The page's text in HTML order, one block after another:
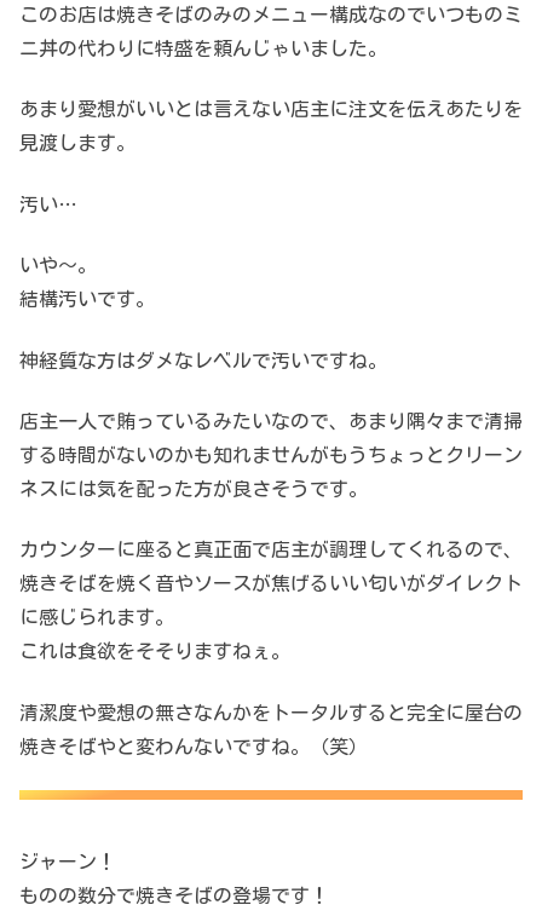
このお店は焼きそばのみのメニュー構成なのでいつものミ
ニ丼の代わりに特盛を頼んじゃいました。
あまり愛想がいいとは言えない店主に注文を伝えあたりを
見渡します。
汚い…
いや～。
結構汚いです。
神経質な方はダメなレベルで汚いですね。
店主一人で賄っているみたいなので、あまり隅々まで清掃
する時間がないのかも知れませんがもうちょっとクリーン
ネスには気を配った方が良さそうです。
カウンターに座ると真正面で店主が調理してくれるので、
焼きそばを焼く音やソースが焦げるいい匂いがダイレクト
に感じられます。
これは食欲をそそりますねぇ。
清潔度や愛想の無さなんかをトータルすると完全に屋台の
焼きそばやと変わんないですね。（笑）
ジャーン！
ものの数分で焼きそばの登場です！